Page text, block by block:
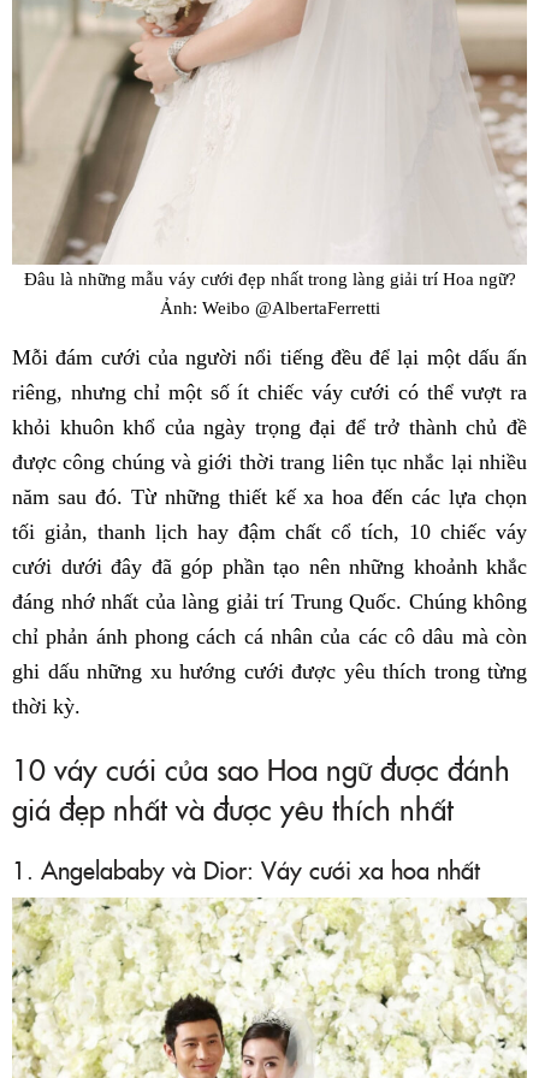
Đâu là những mẫu váy cưới đẹp nhất trong làng giải trí Hoa ngữ?
Ảnh: Weibo @AlbertaFerretti
Mỗi đám cưới của người nổi tiếng đều để lại một dấu ấn
riêng, nhưng chỉ một số ít chiếc váy cưới có thể vượt ra
khỏi khuôn khổ của ngày trọng đại để trở thành chủ đề
được công chúng và giới thời trang liên tục nhắc lại nhiều
năm sau đó. Từ những thiết kế xa hoa đến các lựa chọn
tối giản, thanh lịch hay đậm chất cổ tích, 10 chiếc váy
cưới dưới đây đã góp phần tạo nên những khoảnh khắc
đáng nhớ nhất của làng giải trí Trung Quốc. Chúng không
chỉ phản ánh phong cách cá nhân của các cô dâu mà còn
ghi dấu những xu hướng cưới được yêu thích trong từng
thời kỳ.
10 váy cưới của sao Hoa ngữ được đánh
giá đẹp nhất và được yêu thích nhất
1. Angelababy và Dior: Váy cưới xa hoa nhất